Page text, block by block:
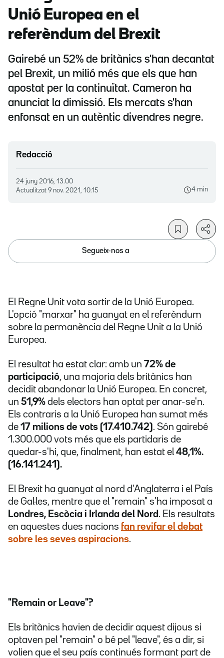
Unió Europea en el
referèndum del Brexit
Gairebé un 52% de britànics s'han decantat
pel Brexit, un milió més que els que han
apostat per la continuïtat. Cameron ha
anunciat la dimissió. Els mercats s'han
enfonsat en un autèntic divendres negre.
Redacció
24 juny 2016, 13.00
Actualitzat 9 nov. 2021, 10.15 4 min
Segueix-nos a
El Regne Unit vota sortir de la Unió Europea.
L'opció "marxar" ha guanyat en el referèndum
sobre la permanència del Regne Unit a la Unió
Europea.
El resultat ha estat clar: amb un 72% de
participació, una majoria dels britànics han
decidit abandonar la Unió Europea. En concret,
un 51,9% dels electors han optat per anar-se'n.
Els contraris a la Unió Europea han sumat més
de 17 milions de vots (17.410.742). Són gairebé
1.300.000 vots més que els partidaris de
quedar-s'hi, que, finalment, han estat el 48,1%.
(16.141.241).
El Brexit ha guanyat al nord d'Anglaterra i el País
de Gal·les, mentre que el "remain" s'ha imposat a
Londres, Escòcia i Irlanda del Nord . Els resultats
en aquestes dues nacions fan revifar el debat
sobre les seves aspiracions.
"Remain or Leave"?
Els britànics havien de decidir aquest dijous si
optaven pel "remain" o bé pel "leave", és a dir, si
volien que el seu país continués formant part de